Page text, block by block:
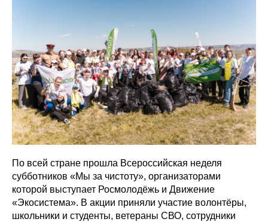
По всей стране прошла Всероссийская неделя
субботников «Мы за чистоту», организаторами
которой выступает Росмолодёжь и Движение
«Экосистема». В акции приняли участие волонтёры,
школьники и студенты, ветераны СВО, сотрудники